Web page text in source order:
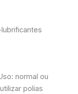
normal ou
polias